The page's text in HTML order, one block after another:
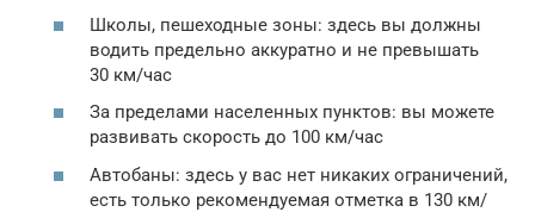
Школы, пешеходные зоны: здесь вы должны
водить предельно аккуратно и не превышать
30 км/час
За пределами населенных пунктов: вы можете
развивать скорость до 100 км/час
Автобаны: здесь у вас нет никаких ограничений,
есть только рекомендуемая отметка в 130 км/